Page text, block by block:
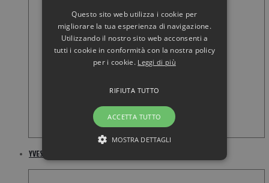
YVES SAINT LAURENT Black Opium 30ML
Questo sito web utilizza i cookie per
migliorare la tua esperienza di navigazione.
Utilizzando il nostro sito web acconsenti a
tutti i cookie in conformità con la nostra policy
per i cookie. Leggi di più
ACCETTA TUTTO
RIFIUTA TUTTO
MOSTRA DETTAGLI